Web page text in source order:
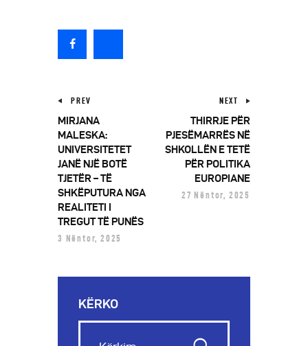
PREV
MIRJANA
MALESKA:
UNIVERSITETET
JANË NJË BOTË
TJETËR – TË
SHKËPUTURA NGA
REALITETI I
TREGUT TË PUNËS
3 Nëntor, 2025
NEXT
THIRRJE PËR
PJESËMARRËS NË
SHKOLLËN E TETË
PËR POLITIKA
EUROPIANE
27 Nëntor, 2025
KËRKO